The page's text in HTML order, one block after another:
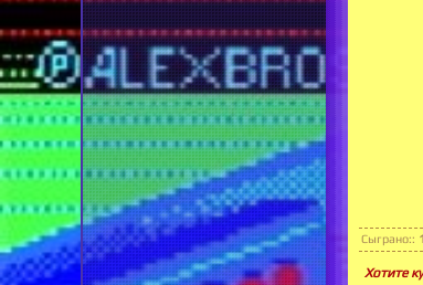
Сыграно::
Хотите